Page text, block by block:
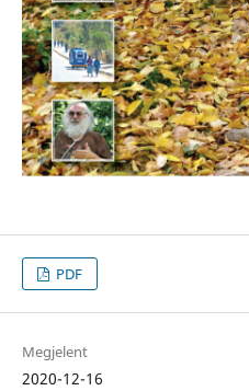
PDF
Megjelent
2020-12-16